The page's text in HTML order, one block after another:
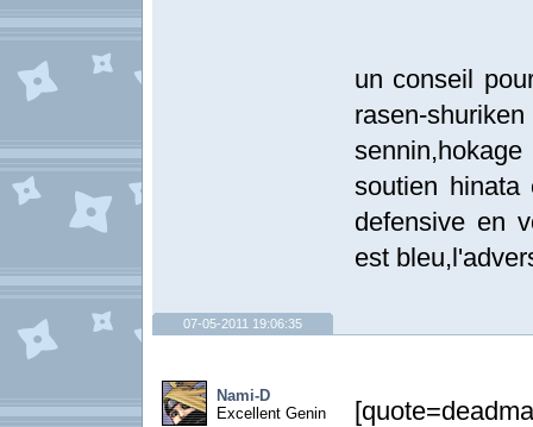
un conseil
rasen-
soutien
defensive en
est
07-05-2011 19:06:35
Nami-D
Excellent Genin